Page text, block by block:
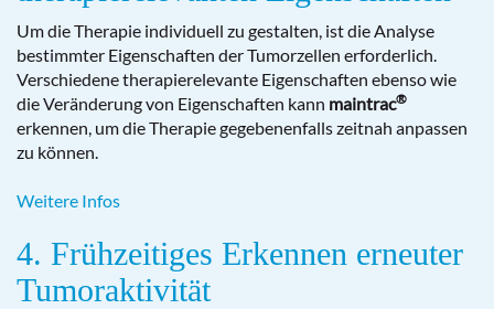
Um die Therapie individuell zu gestalten, ist die Analyse
bestimmter Eigenschaften der Tumorzellen erforderlich.
Verschiedene therapierelevante Eigenschaften ebenso wie
die Veränderung von Eigenschaften kann maintrac®
erkennen, um die Therapie gegebenenfalls zeitnah anpassen
zu können.
Weitere Infos
4. Frühzeitiges Erkennen erneuter
Tumoraktivität